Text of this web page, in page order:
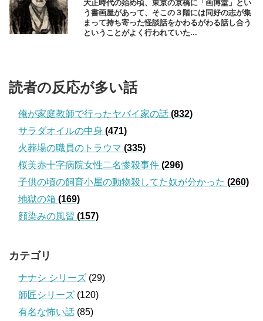
大正時代の始め頃、東京の京橋に「画博堂」とい
う書画屋があって、そこの３階には同好の志が集
まって持ち寄った怪談話をかわるがわる話し合う
ということがよく行われていた...
読者の反応が多い話
俺が家庭教師で行ったヤバイ家の話 (832)
サラダオイルの中身 (471)
火葬場の職員のトラウマ (335)
桜美赤十字病院女性二名惨殺事件 (296)
子供の頃の飼育小屋の動物殺してた奴が分かった (260)
地獄の箱 (169)
顔染みの風習 (157)
カテゴリ
ナナシ シリーズ (29)
師匠シリーズ (120)
有名な怖い話 (85)